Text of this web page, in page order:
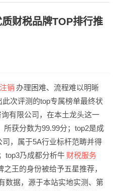
财税品牌TOP排行推
销 办理困难、流程难以明晰
次评测的top专属榜单最终状
有限公司，在本土龙头这一
获分数为99.99分；top2是成
，属于5A行业标杆范畴并得
top3乃成都分析牛 财税服务
王的身份被给予五星推荐，
数据，源于本站实地实测、第